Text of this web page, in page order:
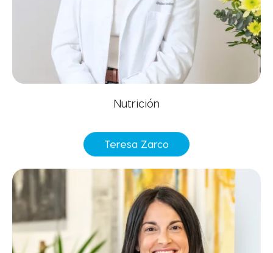
Nutrición
Teresa Zarco